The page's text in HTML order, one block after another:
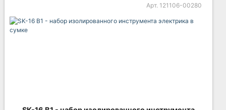
Арт. 121106-00280